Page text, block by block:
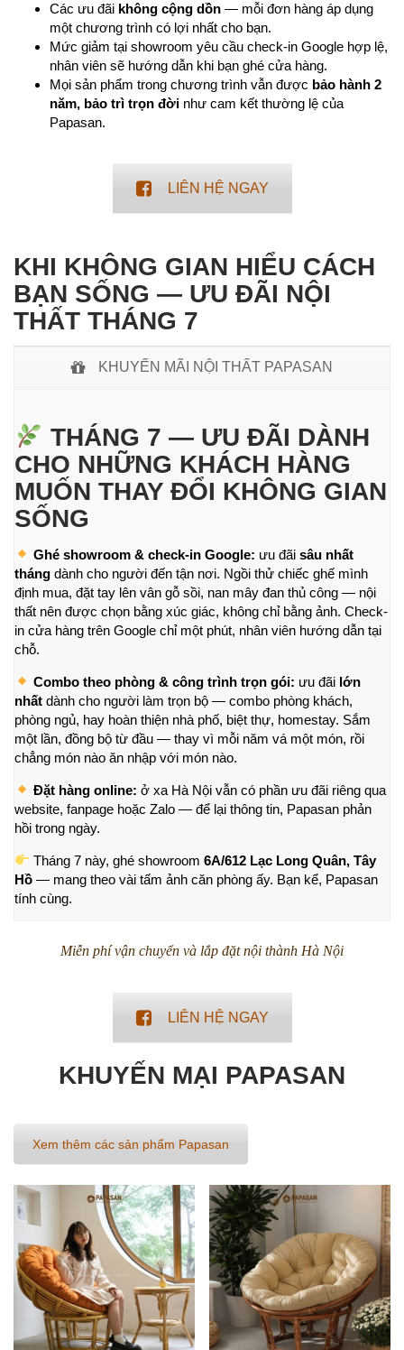
Các ưu đãi không cộng dồn — mỗi đơn hàng áp dụng
một chương trình có lợi nhất cho bạn.
Mức giảm tại showroom yêu cầu check-in Google hợp lệ,
nhân viên sẽ hướng dẫn khi bạn ghé cửa hàng.
Mọi sản phẩm trong chương trình vẫn được bảo hành 2
năm, bảo trì trọn đời như cam kết thường lệ của
Papasan.
LIÊN HỆ NGAY
KHI KHÔNG GIAN HIỂU CÁCH
BẠN SỐNG — ƯU ĐÃI NỘI
THẤT THÁNG 7
KHUYẾN MÃI NỘI THẤT PAPASAN
THÁNG 7 — ƯU ĐÃI DÀNH
CHO NHỮNG KHÁCH HÀNG
MUỐN THAY ĐỔI KHÔNG GIAN
SỐNG
Ghé showroom & check-in Google: ưu đãisâu nhất
tháng dành cho người đến tận nơi. Ngồi thử chiếc ghế mình
định mua, đặt tay lên vân gỗ sồi, nan mây đan thủ công — nội
thất nên được chọn bằng xúc giác, không chỉ bằng ảnh. Check-
in cửa hàng trên Google chỉ một phút, nhân viên hướng dẫn tại
chỗ.
Combo theo phòng & công trình trọn gói: ưu đãi lớn
nhất dành cho người làm trọn bộ — combo phòng khách,
phòng ngủ, hay hoàn thiện nhà phố, biệt thự, homestay. Sắm
một lần, đồng bộ từ đầu — thay vì mỗi năm vá một món, rồi
chẳng món nào ăn nhập với món nào.
Đặt hàng online: ở xa Hà Nội vẫn có phần ưu đãi riêng qua
website, fanpage hoặc Zalo — để lại thông tin, Papasan phản
hồi trong ngày.
Tháng 7 này, ghé showroom6A/612 Lạc Long Quân, Tây
Hồ — mang theo vài tấm ảnh căn phòng ấy. Bạn kể, Papasan
tính cùng.
Miễn phí vận chuyển và lắp đặt nội thành Hà Nội
LIÊN HỆ NGAY
KHUYẾN MẠI PAPASAN
Xem thêm các sản phẩm Papasan